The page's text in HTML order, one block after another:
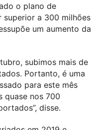
o plano de
superior a 300 milhões
um aumento da
subimos mais de
Portanto, é uma
para este mês
quase nos 700
disse.